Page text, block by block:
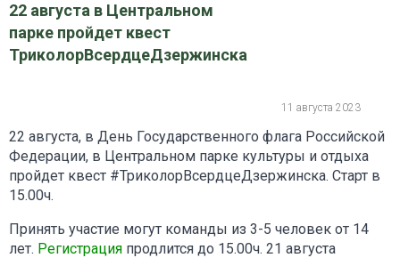
22 августа в Центральном
парке пройдет квест
ТриколорВсердцеДзержинска
11 августа 2023
22 августа, в День Государственного флага Российской
Федерации, в Центральном парке культуры и отдыха
пройдет квест #ТриколорВсердцеДзержинска. Старт в
15.00ч.
Принять участие могут команды из 3-5 человек от 14
лет. Регистрация продлится до 15.00ч. 21 августа